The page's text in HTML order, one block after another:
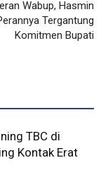
Wabup, Hasmin
Tergantung
Komitmen Bupati
TBC di
Kontak Erat